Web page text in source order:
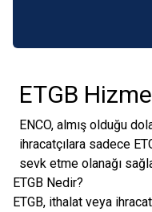
ETGB
ENCO, almış olduğu
ihracatçılara sadece
sevk etme olanağı
ETGB Nedir?
ETGB, ithalat veya